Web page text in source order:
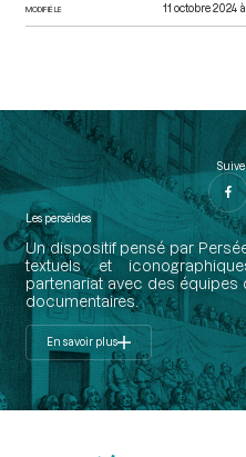
MODIFIÉ LE 11 octobre 2024
Les perséides
Un dispositif pensé par
textuels et
partenariat avec des équipes
documentaires.
En savoir plus